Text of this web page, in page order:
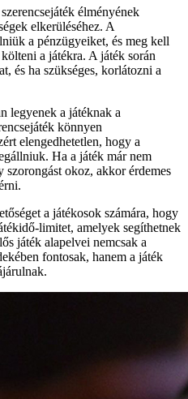
élményének
elkerüléséhez. A
a pénzügyeiket, és meg kell
a játékra. A játék során
és ha szükséges, korlátozni a
legyenek a játéknak a
könnyen
elengedhetetlen, hogy a
Ha a játék már nem
szorongást okoz, akkor érdemes
a játékosok számára, hogy
limitet, amelyek segíthetnek
játék alapelvei nemcsak a
fontosak, hanem a játék